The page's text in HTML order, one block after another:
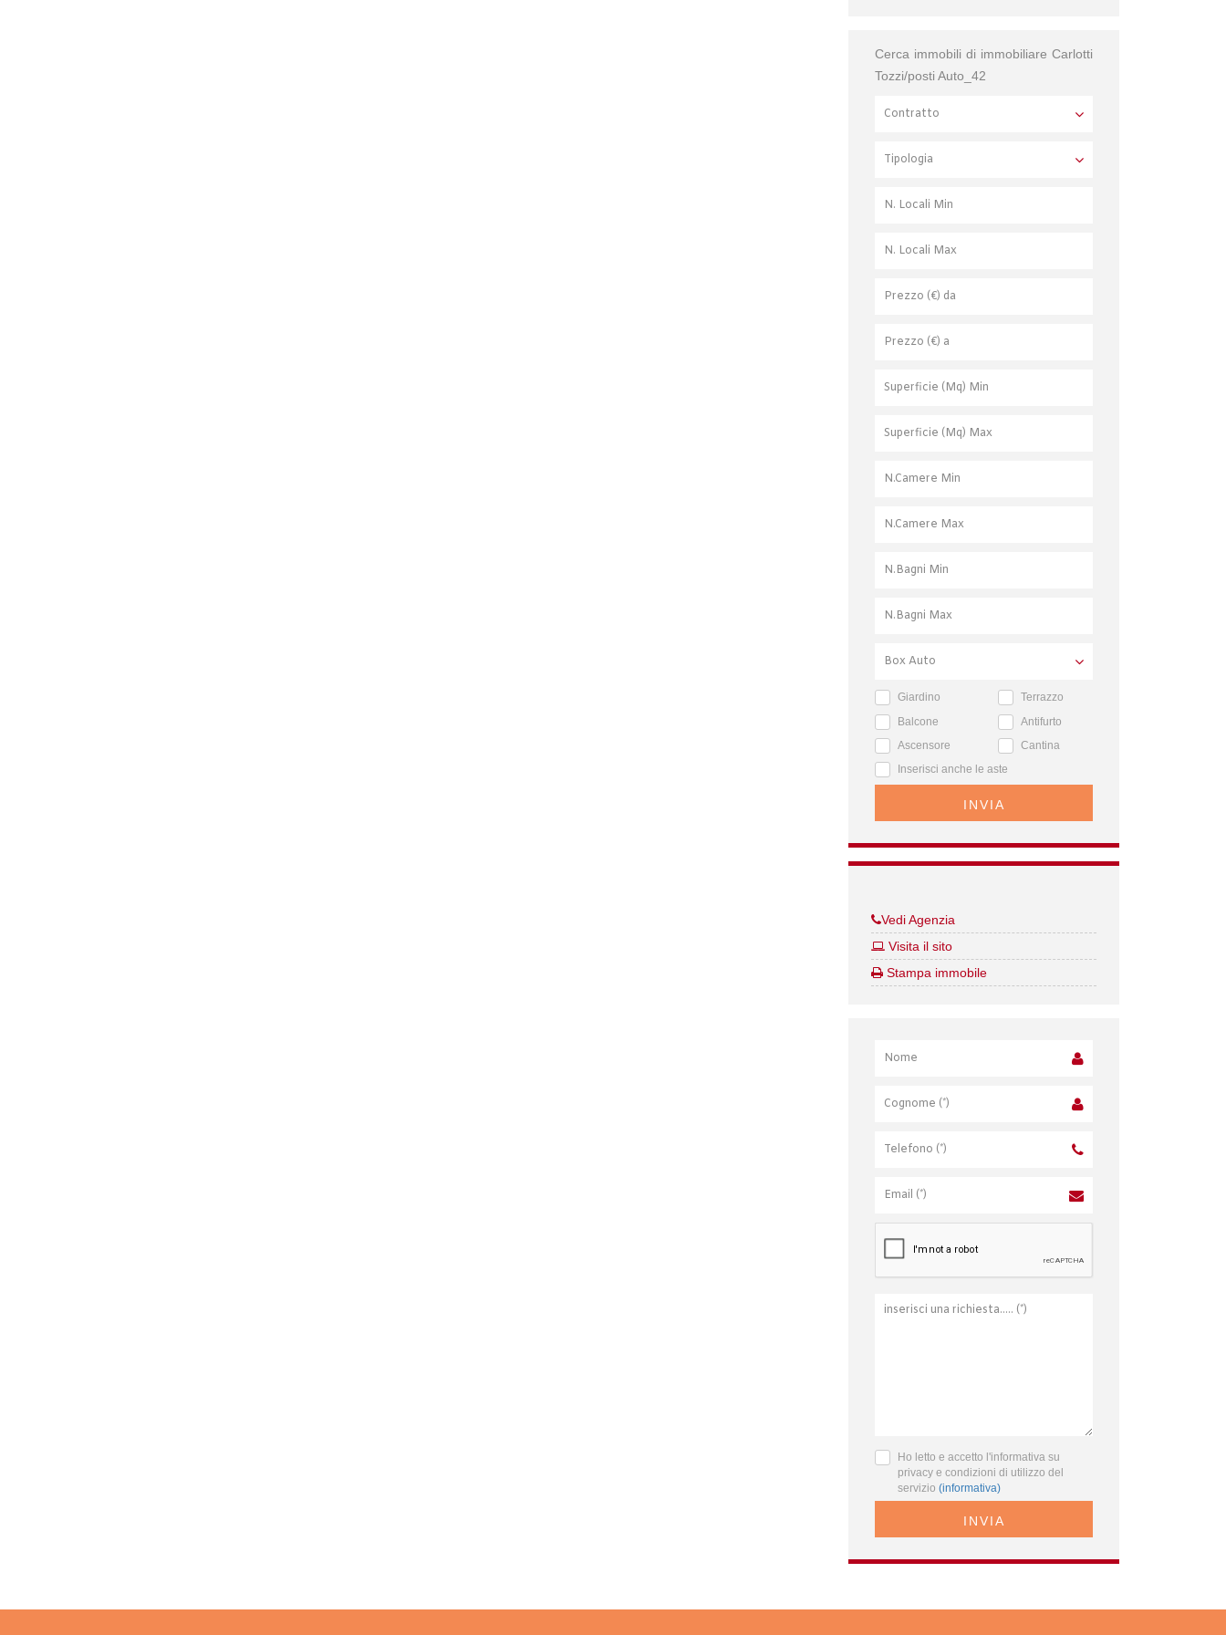
Cerca immobili di immobiliare Carlotti
Tozzi/posti Auto_42
Giardino
Terrazzo
Balcone
Antifurto
Ascensore
Cantina
Inserisci anche le aste
INVIA
Vedi Agenzia
Visita il sito
Stampa immobile
Ho letto e accetto l'informativa su
privacy e condizioni di utilizzo del
servizio (informativa)
INVIA